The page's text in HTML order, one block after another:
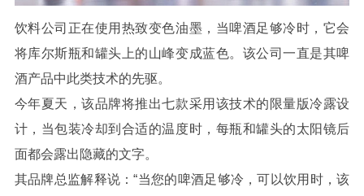
饮料公司正在使用热致变色油墨，当啤酒足够冷时，它会
将库尔斯瓶和罐头上的山峰变成蓝色。该公司一直是其啤
酒产品中此类技术的先驱。
今年夏天，该品牌将推出七款采用该技术的限量版冷露设
计，当包装冷却到合适的温度时，每瓶和罐头的太阳镜后
面都会露出隐藏的文字。
其品牌总监解释说：“当您的啤酒足够冷，可以饮用时，该